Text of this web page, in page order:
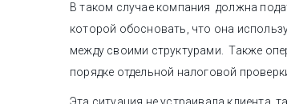
В таком случае компания должна
которой обосновать, что она
между своими структурами. Также
порядке отдельной налоговой